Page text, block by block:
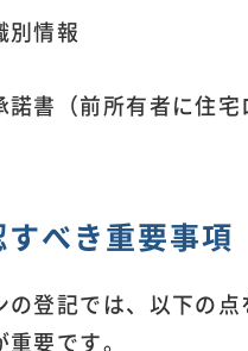
別情報
諾書（前所有者に住
べき重要事項
の登記では、以下の点
要です。